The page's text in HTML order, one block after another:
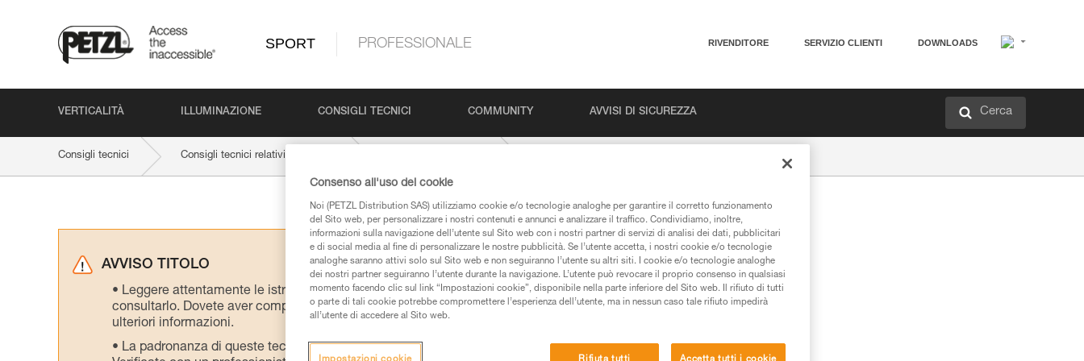
SPORT PROFESSIONALE RIVENDITORE SERVIZIO CLIENTI DOWNLOADS
VERTICALITÀ ILLUMINAZIONE CONSIGLI TECNICI COMMUNITY AVVISI DI SICUREZZA Cerca
Consigli tecnici Consigli tecnici relativi al prodotto
AVVISO TITOLO
Leggere attentamente le istruzioni tecniche dei prodotti utilizzati in questo consiglio prima di
consultarlo. Dovete aver compreso le informazioni dell’istruzione tecnica per poter capire queste
ulteriori informazioni.
La padronanza di queste tecniche richiede una formazione ed un addestramento specifico.
Consenso all'uso dei cookie
Noi (PETZL Distribution SAS) utilizziamo cookie e/o tecnologie analoghe per garantire il corretto funzionamento
del Sito web, per personalizzare i nostri contenuti e annunci e analizzare il traffico. Condividiamo, inoltre,
informazioni sulla navigazione dell’utente sul Sito web con i nostri partner di servizi di analisi dei dati, pubblicitari
e di social media al fine di personalizzare le nostre pubblicità. Se l’utente accetta, i nostri cookie e/o tecnologie
analoghe saranno attivi solo sul Sito web e non seguiranno l’utente su altri siti. I cookie e/o tecnologie analoghe
dei nostri partner seguiranno l’utente durante la navigazione. L’utente può revocare il proprio consenso in qualsiasi
momento facendo clic sul link “Impostazioni cookie”, disponibile nella parte inferiore del Sito web. Il rifiuto di tutti
o parte di tali cookie potrebbe compromettere l’esperienza dell’utente, ma in nessun caso tale rifiuto impedirà
all’utente di accedere al Sito web.